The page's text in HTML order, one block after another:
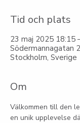
Tid och plats
23 maj 2025 18:15
Södermannagatan
Stockholm, Sverige
Om
Välkommen till den
en unik upplevelse